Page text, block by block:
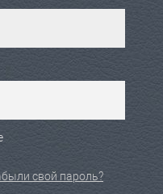
свой пароль?